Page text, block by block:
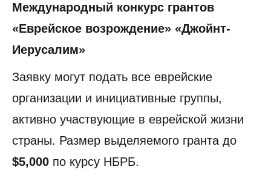
Международный конкурс грантов
«Еврейское возрождение» «Джойнт-
Иерусалим»
Заявку могут подать все еврейские
организации и инициативные группы,
активно участвующие в еврейской жизни
страны. Размер выделяемого гранта до
$5,000 по курсу НБРБ.